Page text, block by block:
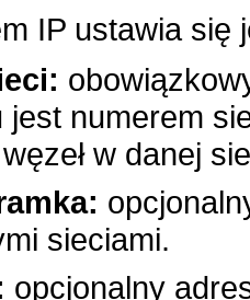
IP ustawia
jest numerem
w danej
sieciami.
opcjonalny